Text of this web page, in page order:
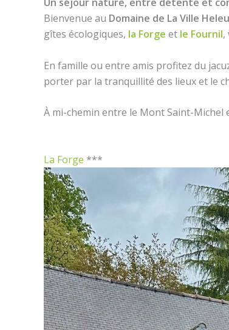
Bienvenue au Domaine de La Ville
gîtes écologiques, la Forge et le Fournil,
En famille ou entre amis profitez du
porter par la tranquillité des lieux et le
À mi-chemin entre le Mont Saint-Michel
La Forge ***